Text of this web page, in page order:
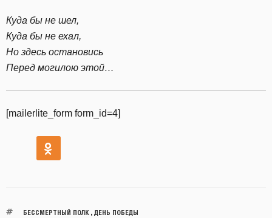
Куда бы не шел,
Куда бы не ехал,
Но здесь остановись
Перед могилою этой…
[mailerlite_form form_id=4]
БЕССМЕРТНЫЙ ПОЛК, ДЕНЬ ПОБЕДЫ